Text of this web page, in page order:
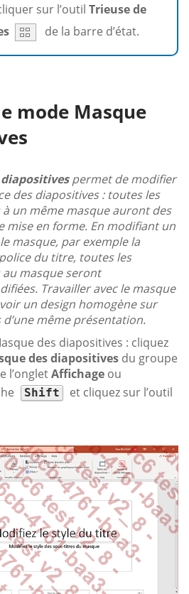
sur l’outil Trieuse de
de la barre d’état.
mode Masque
permet de modifier
des diapositives : toutes les
un même masque auront des
mise en forme. En modifiant un
masque, par exemple la
du titre, toutes les
masque seront
Travailler avec le masque
un design homogène sur
même présentation.
des diapositives : cliquez
des diapositives du groupe
l’ongletAffichage ou
Shift
et cliquez sur l’outil